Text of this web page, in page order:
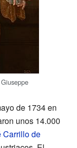
de 1734 en
unos 14.000
Carrillo de